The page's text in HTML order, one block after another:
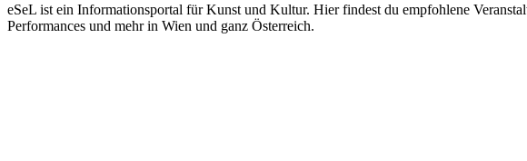
eSeL ist ein Informationsportal für Kunst und Kultur. Hier findest du empfohlene
Performances und mehr in Wien und ganz Österreich.